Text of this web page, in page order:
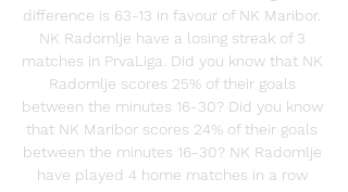
difference is 63-13 in favour of NK Maribor.
NK Radomlje have a losing streak of 3
matches in PrvaLiga. Did you know that NK
Radomlje scores 25% of their goals
between the minutes 16-30? Did you know
that NK Maribor scores 24% of their goals
between the minutes 16-30? NK Radomlje
have played 4 home matches in a row